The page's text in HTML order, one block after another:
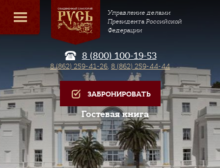
Управление делами
Президента Российской
Федерации
8 (800) 100-19-53
8 (862) 259-41-26, 8 (862) 259-44-44
ЗАБРОНИРОВАТЬ
Гостевая книга